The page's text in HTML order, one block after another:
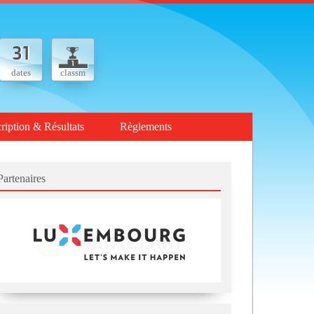
dates classm
& Résultats Règlements